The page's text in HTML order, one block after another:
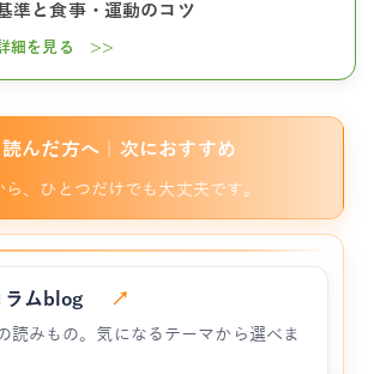
準と食事・運動のコツ
細を見る >>
んだ方へ｜次におすすめ
、ひとつだけでも大丈夫です。
ラムblog ↗
読みもの。気になるテーマから選べま